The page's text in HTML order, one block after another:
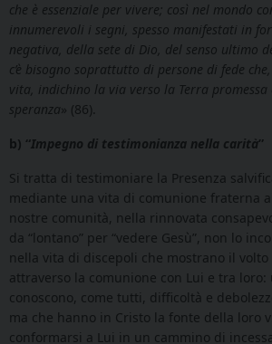
che è essenziale per vivere; così nel mondo
innumerevoli i segni, spesso manifestati in
negativa, della sete di Dio, del senso ultimo
c’è bisogno soprattutto di persone di fede
vita, indichino la via verso la Terra promessa
speranza» (86).
b) “Impegno di testimonianza nella carità”
Si tratta di testimoniare la Presenza
mediante una vita di comunione fraterna
nostre comunità, nella rinnovata
da “lontano” per “vedere Gesù”, non lo
nella vita di discepoli che mostrano il
attraverso la comunione con Lui e tra
conoscono, come tutti, difficoltà e
ma che hanno in Cristo la fonte della loro
conformarsi a Lui in un cammino di